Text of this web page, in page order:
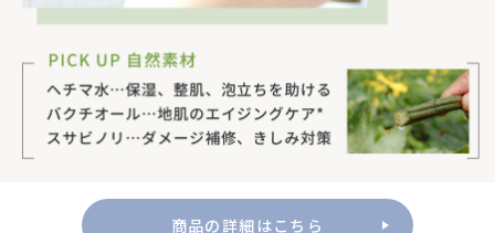
商品の詳細はこちら